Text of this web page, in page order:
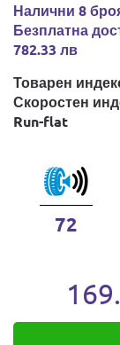
Налични 8
Безплатна
782.33 лв
Товарен
Скоростен
Run-flat
72